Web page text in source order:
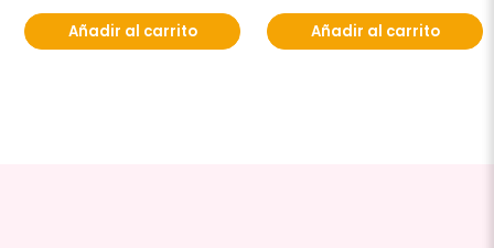
Añadir al carrito Añadir al carrito